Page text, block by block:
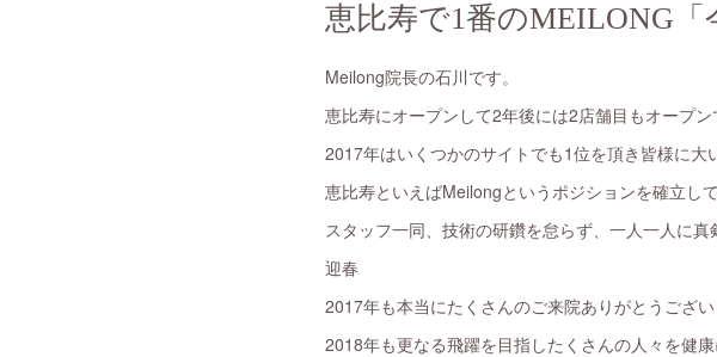
恵比寿で1番のMEILONG
Meilong院長の石川です。
恵比寿にオープンして2年後には2店舗目もオープ
2017年はいくつかのサイトでも1位を頂き皆様に大
恵比寿といえばMeilongというポジションを確立し
スタッフ一同、技術の研鑽を怠らず、一人一人に
迎春
2017年も本当にたくさんのご来院ありがとうござい
2018年も更なる飛躍を目指したくさんの人々を健